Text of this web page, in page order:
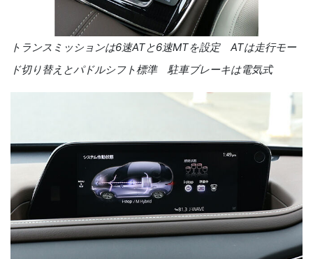
トランスミッションは6速ATと6速MTを設定 ATは走行モー
ド切り替えとパドルシフト標準 駐車ブレーキは電気式